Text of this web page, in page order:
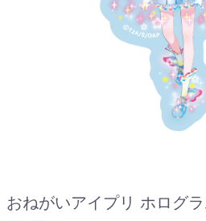
おねがいアイプリ ホログ